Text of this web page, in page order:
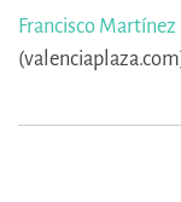
Francisco